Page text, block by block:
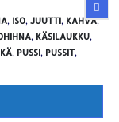
, ISO, JUUTTI, KAHVA,
, KÄSILAUKKU,
, PUSSI, PUSSIT,